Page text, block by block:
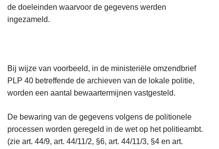
de doeleinden waarvoor de gegevens werden
ingezameld.
Bij wijze van voorbeeld, in de ministeriële omzendbrief
PLP 40 betreffende de archieven van de lokale politie,
worden een aantal bewaartermijnen vastgesteld.
De bewaring van de gegevens volgens de politionele
processen worden geregeld in de wet op het politieambt.
(zie art. 44/9, art. 44/11/2, §6, art. 44/11/3, §4 en art.